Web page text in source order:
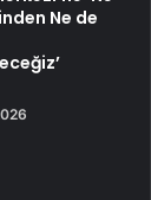
Ne de